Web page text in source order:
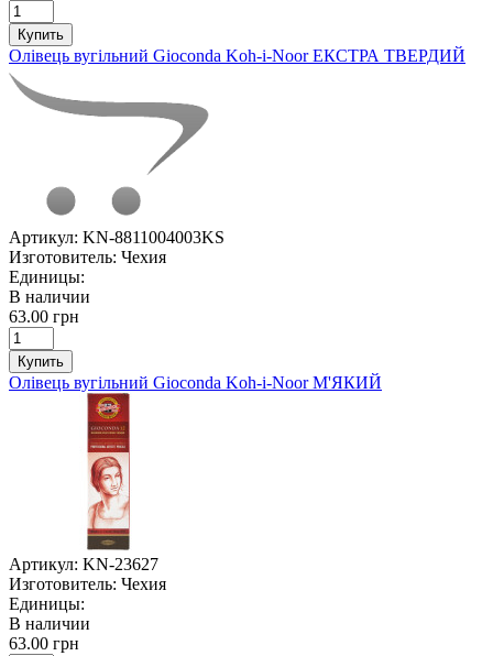
Купить
Олівець вугільний Gioconda Koh-i-Noor ЕКСТРА ТВЕРДИЙ
Артикул: KN-8811004003KS
Изготовитель: Чехия
Единицы:
В наличии
63.00 грн
Купить
Олівець вугільний Gioconda Koh-i-Noor М'ЯКИЙ
Артикул: KN-23627
Изготовитель: Чехия
Единицы:
В наличии
63.00 грн